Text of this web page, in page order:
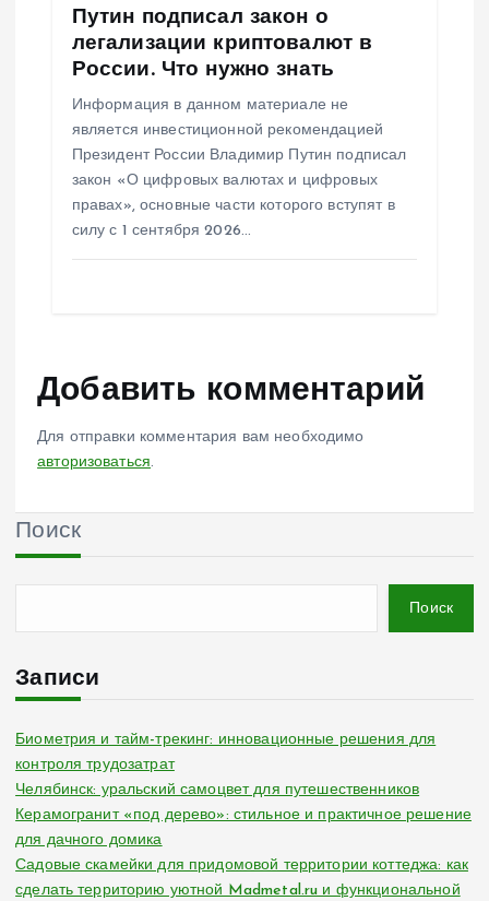
Путин подписал закон о
легализации криптовалют в
России. Что нужно знать
Информация в данном материале не
является инвестиционной рекомендацией
Президент России Владимир Путин подписал
закон «О цифровых валютах и цифровых
правах», основные части которого вступят в
силу с 1 сентября 2026…
Добавить комментарий
Для отправки комментария вам необходимо
авторизоваться.
Поиск
Поиск
Записи
Биометрия и тайм-трекинг: инновационные решения для
контроля трудозатрат
Челябинск: уральский самоцвет для путешественников
Керамогранит «под дерево»: стильное и практичное решение
для дачного домика
Садовые скамейки для придомовой территории коттеджа: как
сделать территорию уютной Madmetal.ru и функциональной